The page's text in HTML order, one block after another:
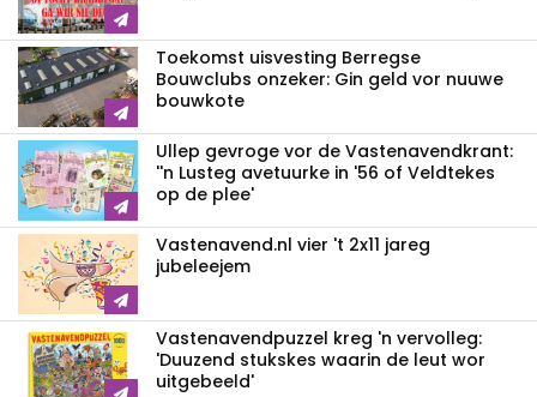
Toekomst uisvesting Berregse
Bouwclubs onzeker: Gin geld vor nuuwe
bouwkote
Ullep gevroge vor de Vastenavend­krant:
''n Lusteg avetuurke in '56 of Veldtekes
op de plee'
Vastenavend.nl vier 't 2x11 jareg
jubeleejem
Vastenavendpuzzel kreg 'n vervolleg:
'Duuzend stukskes waarin de leut wor
uitgebeeld'